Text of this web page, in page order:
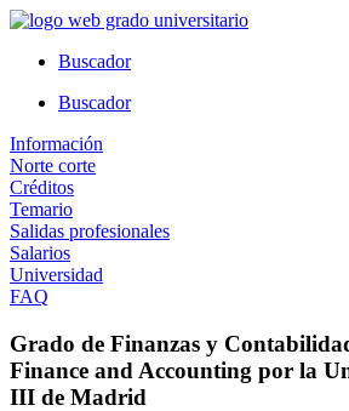
Ir
contenidoBuscador
Buscador
Información
Norte corte
Créditos
Temario
Salidas profesionales
Salarios
Universidad
FAQ
Grado de Finanzas y
Finance and Accounting por la
III de Madrid